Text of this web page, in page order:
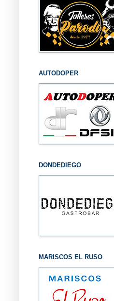
AUTODOPER
DONDEDIEGO
MARISCOS EL RUSO